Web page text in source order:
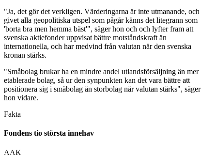
"Ja, det gör det verkligen. Värderingarna är inte utmanande, och
givet alla geopolitiska utspel som pågår känns det litegrann som
'borta bra men hemma bäst'", säger hon och och lyfter fram att
svenska aktiefonder uppvisat bättre motståndskraft än
internationella, och har medvind från valutan när den svenska
kronan stärks.
"Småbolag brukar ha en mindre andel utlandsförsäljning än mer
etablerade bolag, så ur den synpunkten kan det vara bättre att
positionera sig i småbolag än storbolag när valutan stärks", säger
hon vidare.
Fakta
Fondens tio största innehav
AAK